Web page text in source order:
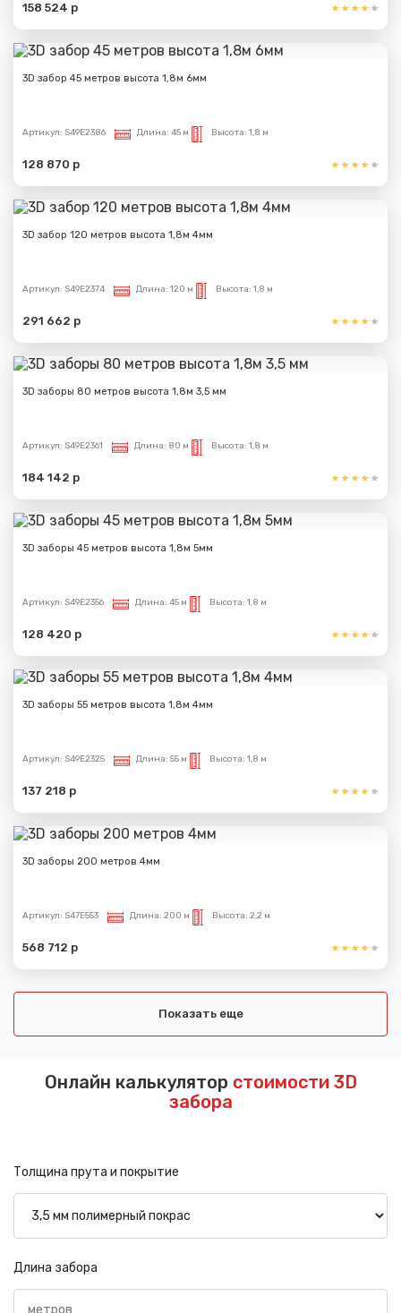
158 524 р
3D забор 45 метров высота 1,8м 6мм
Артикул: S49E2386 Длина: 45 м Высота: 1,8 м
128 870 р
3D забор 120 метров высота 1,8м 4мм
Артикул: S49E2374 Длина: 120 м Высота: 1,8 м
291 662 р
3D заборы 80 метров высота 1,8м 3,5 мм
Артикул: S49E2361 Длина: 80 м Высота: 1,8 м
184 142 р
3D заборы 45 метров высота 1,8м 5мм
Артикул: S49E2356 Длина: 45 м Высота: 1,8 м
128 420 р
3D заборы 55 метров высота 1,8м 4мм
Артикул: S49E2325 Длина: 55 м Высота: 1,8 м
137 218 р
3D заборы 200 метров 4мм
Артикул: S47E553 Длина: 200 м Высота: 2,2 м
568 712 р
Показать еще
Онлайн калькулятор стоимости 3D
забора
Толщина прута и покрытие
Длина забора
Сообщение успешно
отправлено
Спасибо за обращение, наш специалист свяжется с